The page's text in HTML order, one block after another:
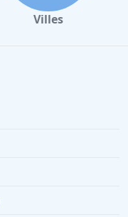
Villes